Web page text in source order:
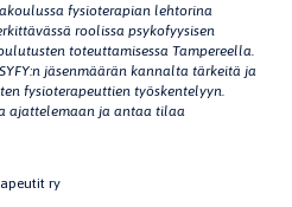
fysioterapian lehtorina
roolissa psykofyysisen
toteuttamisessa Tampereella.
jäsenmäärän kannalta tärkeitä ja
fysioterapeuttien työskentelyyn.
ajattelemaan ja antaa tilaa
ry